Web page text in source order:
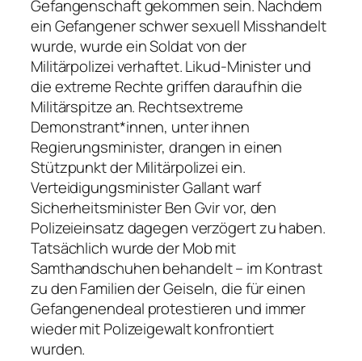
Gefangenschaft gekommen sein. Nachdem
ein Gefangener schwer sexuell Misshandelt
wurde, wurde ein Soldat von der
Militärpolizei verhaftet. Likud-Minister und
die extreme Rechte griffen daraufhin die
Militärspitze an. Rechtsextreme
Demonstrant*innen, unter ihnen
Regierungsminister, drangen in einen
Stützpunkt der Militärpolizei ein.
Verteidigungsminister Gallant warf
Sicherheitsminister Ben Gvir vor, den
Polizeieinsatz dagegen verzögert zu haben.
Tatsächlich wurde der Mob mit
Samthandschuhen behandelt – im Kontrast
zu den Familien der Geiseln, die für einen
Gefangenendeal protestieren und immer
wieder mit Polizeigewalt konfrontiert
wurden.